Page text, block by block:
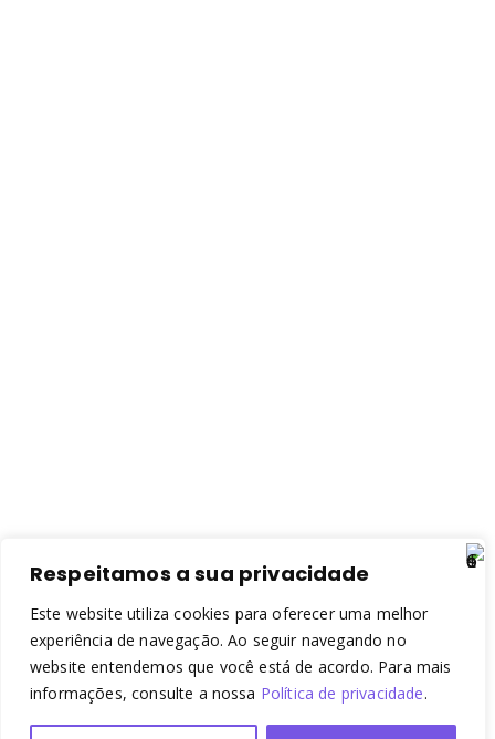
Respeitamos a sua privacidade
Este website utiliza cookies para oferecer uma melhor
experiência de navegação. Ao seguir navegando no
website entendemos que você está de acordo. Para mais
informações, consulte a nossa Política de privacidade.